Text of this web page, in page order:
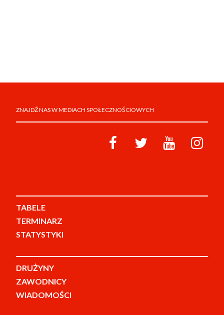
ZNAJDŹ NAS W MEDIACH SPOŁECZNOŚCIOWYCH
TABELE
TERMINARZ
STATYSTYKI
DRUŻYNY
ZAWODNICY
WIADOMOŚCI